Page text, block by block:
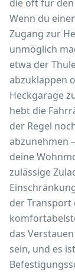
die oft für
Wenn du
Zugang zur
unmöglich
etwa der
abzuklappen
Heckgarage
hebt die
der Regel
abzunehmen
deine
zulässige
der Transport
das
sein, und es